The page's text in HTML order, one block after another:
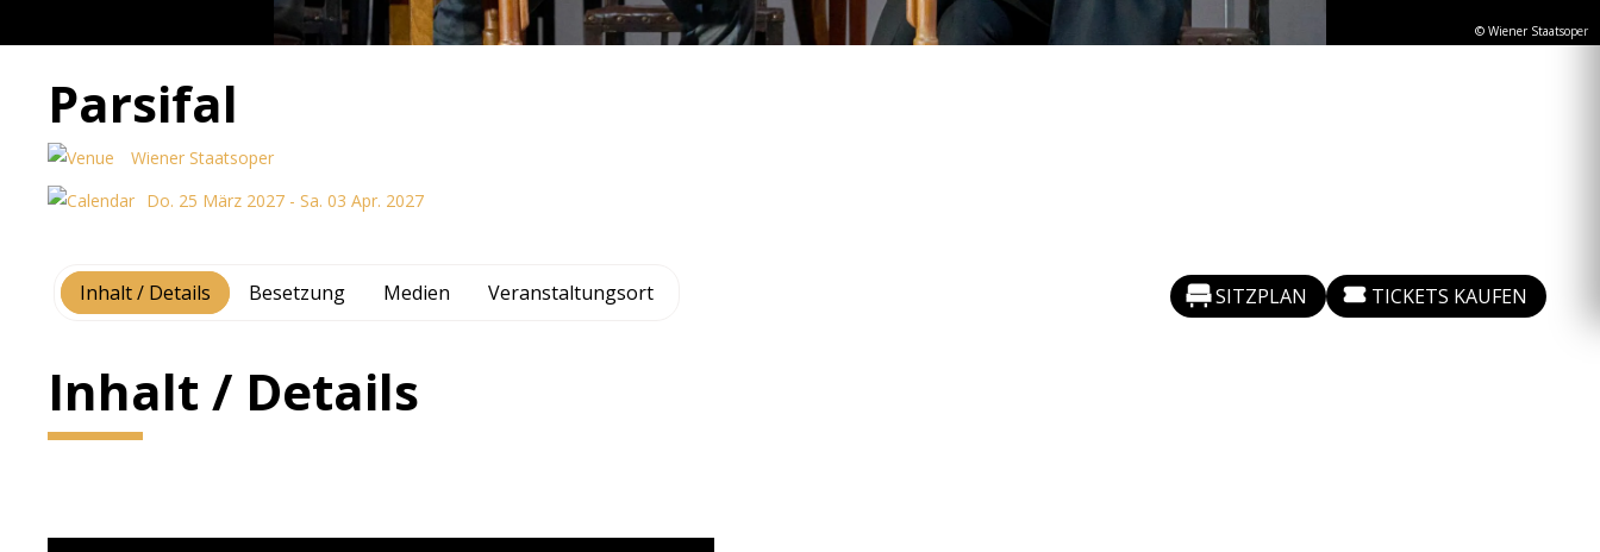
© Wiener Staatsoper
Parsifal
Wiener Staatsoper
Do. 25 März 2027 - Sa. 03 Apr. 2027
Inhalt / Details Besetzung Medien Veranstaltungsort SITZPLAN TICKETS KAUFEN
Inhalt / Details